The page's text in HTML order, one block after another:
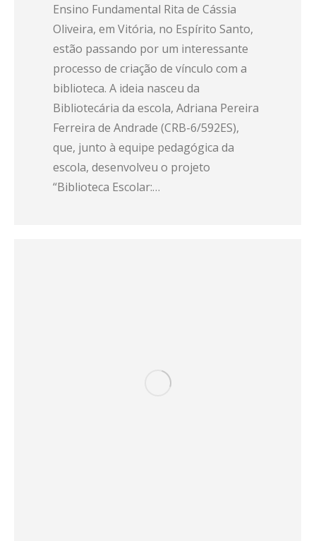
Ensino Fundamental Rita de Cássia
Oliveira, em Vitória, no Espírito Santo,
estão passando por um interessante
processo de criação de vínculo com a
biblioteca. A ideia nasceu da
Bibliotecária da escola, Adriana Pereira
Ferreira de Andrade (CRB-6/592ES),
que, junto à equipe pedagógica da
escola, desenvolveu o projeto
“Biblioteca Escolar:…